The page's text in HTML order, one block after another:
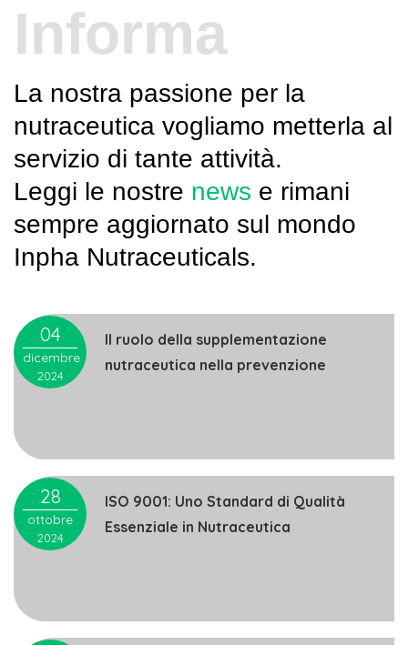
Informa
La nostra passione per la
nutraceutica vogliamo metterla al
servizio di tante attività.
Leggi le nostre news e rimani
sempre aggiornato sul mondo
Inpha Nutraceuticals.
04
dicembre
2024
Il ruolo della supplementazione
nutraceutica nella prevenzione
28
ottobre
2024
ISO 9001: Uno Standard di Qualità
Essenziale in Nutraceutica